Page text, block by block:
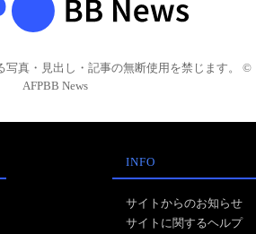
写真・見出し・記事の無断使用を禁じます。 ©
AFPBB News
INFO
サイトからのお知らせ
サイトに関するヘルプ